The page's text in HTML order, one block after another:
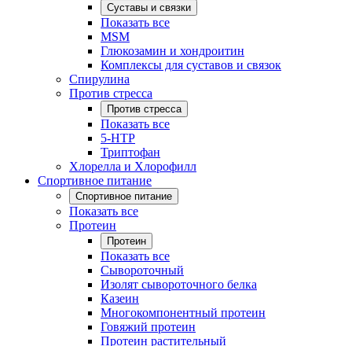
Суставы и связки
Показать все
MSM
Глюкозамин и хондроитин
Комплексы для суставов и связок
Спирулина
Против стресса
Против стресса
Показать все
5-HTP
Триптофан
Хлорелла и Хлорофилл
Спортивное питание
Спортивное питание
Показать все
Протеин
Протеин
Показать все
Сывороточный
Изолят сывороточного белка
Казеин
Многокомпонентный протеин
Говяжий протеин
Протеин растительный